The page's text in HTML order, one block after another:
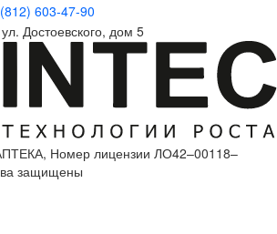
603-47-90
Достоевского, дом 5
Номер лицензии ЛО42–00118–
защищены